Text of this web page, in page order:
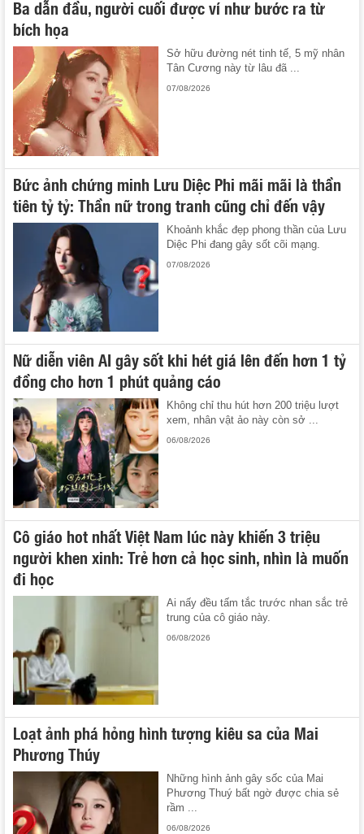
Ba dẫn đầu, người cuối được ví như bước ra từ
bích họa
Sở hữu đường nét tinh tế, 5 mỹ nhân
Tân Cương này từ lâu đã ...
07/08/2026
Bức ảnh chứng minh Lưu Diệc Phi mãi mãi là thần
tiên tỷ tỷ: Thần nữ trong tranh cũng chỉ đến vậy
Khoảnh khắc đẹp phong thần của Lưu
Diệc Phi đang gây sốt cõi mạng.
07/08/2026
Nữ diễn viên AI gây sốt khi hét giá lên đến hơn 1 tỷ
đồng cho hơn 1 phút quảng cáo
Không chỉ thu hút hơn 200 triệu lượt
xem, nhân vật ảo này còn sở ...
06/08/2026
Cô giáo hot nhất Việt Nam lúc này khiến 3 triệu
người khen xinh: Trẻ hơn cả học sinh, nhìn là muốn
đi học
Ai nấy đều tấm tắc trước nhan sắc trẻ
trung của cô giáo này.
06/08/2026
Loạt ảnh phá hỏng hình tượng kiêu sa của Mai
Phương Thúy
Những hình ảnh gây sốc của Mai
Phương Thuý bất ngờ được chia sẻ
rầm ...
06/08/2026